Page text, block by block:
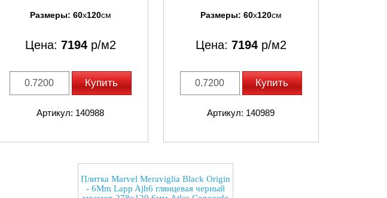
Размеры: 60x120см
Цена: 7194р/м2
Купить
Артикул: 140988
Размеры: 60x120см
Цена: 7194р/м2
Купить
Артикул: 140989
Плитка Marvel Meraviglia Black Origin
- 6Mm Lapp Ajh6 глянцевая черный